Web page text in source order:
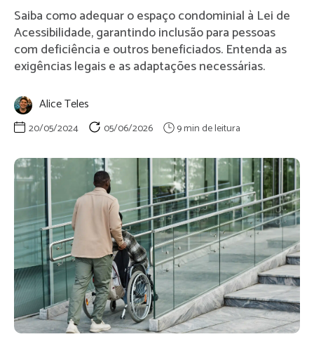
Saiba como adequar o espaço condominial à Lei de
Acessibilidade, garantindo inclusão para pessoas
com deficiência e outros beneficiados. Entenda as
exigências legais e as adaptações necessárias.
Alice Teles
20/05/2024 05/06/2026